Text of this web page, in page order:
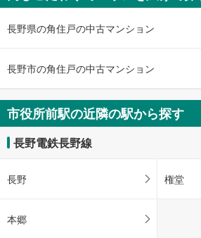
け
・
件
を
マ
イ
ー
に
長野県の角住戸の中古マンション
長野市の角住戸の中古マンション
市役所前駅の近隣の駅から探す
長野電鉄長野線
長野 権堂
本郷